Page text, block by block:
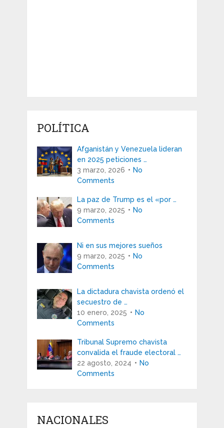
POLÍTICA
Afganistán y Venezuela lideran
en 2025 peticiones …
3 marzo, 2026
No
Comments
La paz de Trump es el «por …
9 marzo, 2025
No
Comments
Ni en sus mejores sueños
9 marzo, 2025
No
Comments
La dictadura chavista ordenó el
secuestro de …
10 enero, 2025
No
Comments
Tribunal Supremo chavista
convalida el fraude electoral …
22 agosto, 2024
No
Comments
NACIONALES